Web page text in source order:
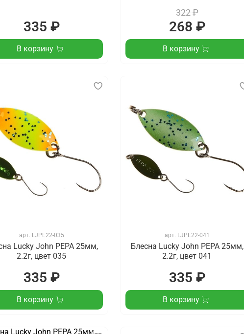
335 ₽
В корзину
322 ₽
268 ₽
В корзину
арт. LJPE22-035
Lucky John PEPA 25мм,
2.2г, цвет 035
335 ₽
В корзину
арт. LJPE22-041
Блесна Lucky John PEPA 25мм,
2.2г, цвет 041
335 ₽
В корзину